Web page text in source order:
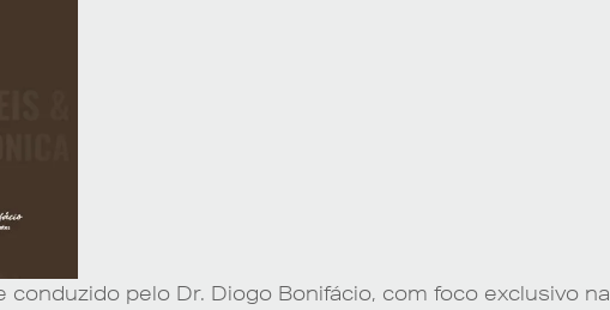
conduzido pelo Dr. Diogo Bonifácio, com foco exclusivo na